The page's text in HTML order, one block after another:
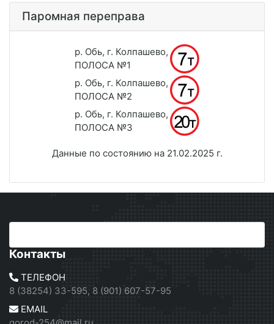
Паромная переправа
р. Обь, г. Колпашево,
ПОЛОСА №1
р. Обь, г. Колпашево,
ПОЛОСА №2
р. Обь, г. Колпашево,
ПОЛОСА №3
Данные по состоянию на 21.02.2025 г.
Контакты
ТЕЛЕФОН
8 (38254) 33-595, 8 (901) 607-57-95
EMAIL